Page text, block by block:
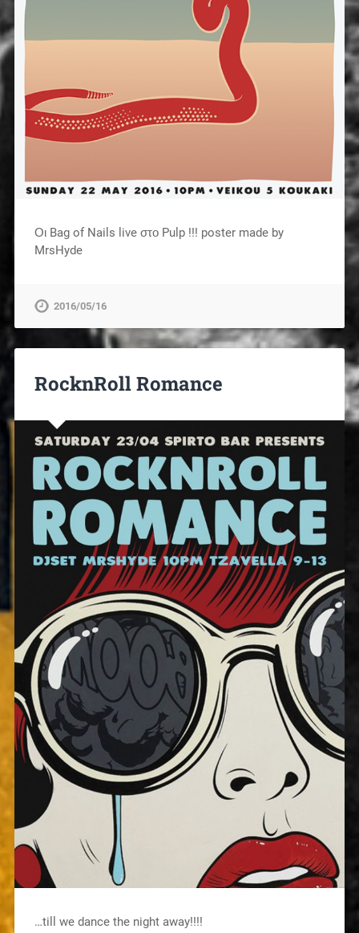
Οι Bag of Nails live στο Pulp !!! poster made by
MrsHyde
2016/05/16
RocknRoll Romance
…till we dance the night away!!!!